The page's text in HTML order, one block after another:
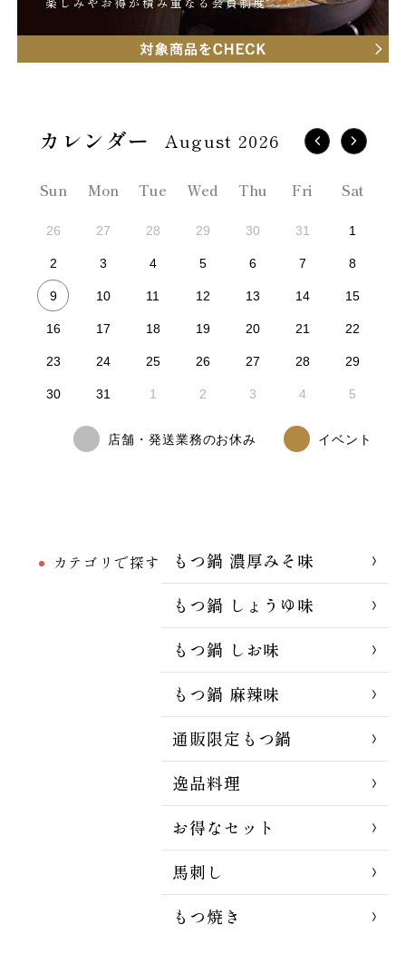
カテゴリで探す
もつ鍋 濃厚みそ味
もつ鍋 しょうゆ味
もつ鍋 しお味
もつ鍋 麻辣味
通販限定もつ鍋
逸品料理
お得なセット
馬刺し
もつ焼き
August 2026
Sun Mon Tue Wed Thu Fri Sat
26 27 28 29 30 31 1
2 3 4 5 6 7 8
9 10 11 12 13 14 15
16 17 18 19 20 21 22
23 24 25 26 27 28 29
30 31 1 2 3 4 5
店舗・発送業務のお休み イベント